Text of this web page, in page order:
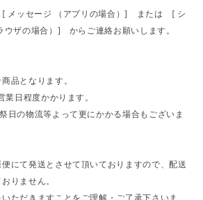
メッセージ （アプリの場合）] または [ シ
ウザの場合）] からご連絡お願いします。
品となります。
日程度かかります。
日の物流等よって更にかかる場合もございま
にて発送とさせて頂いておりますので、配送
りません。
ただきますことをご理解・ご了承下さいま